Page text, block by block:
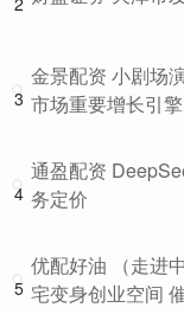
3
金景配资 小剧场
市场重要增长引擎
4
通盈配资
务定价
5
优配好油 （走进
宅变身创业空间